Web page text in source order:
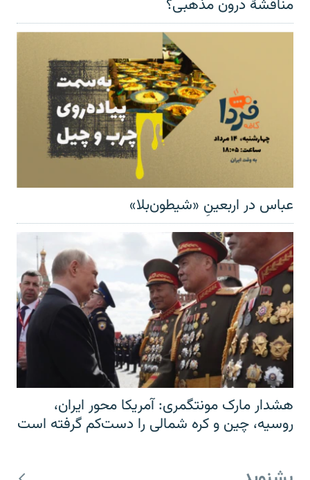
مناقشهٔ درون مذهبی؟
عباس در اربعینِ «شیطون‌بلا»
هشدار مارک مونتگمری: آمریکا محور ایران،
روسیه، چین و کره شمالی را دست‌کم گرفته است